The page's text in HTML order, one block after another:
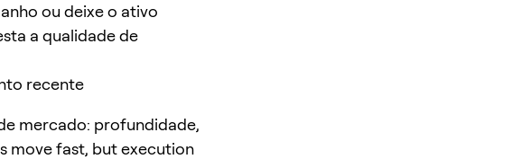
ou deixe o ativo
a qualidade de
recente
mercado: profundidade,
move fast, but execution